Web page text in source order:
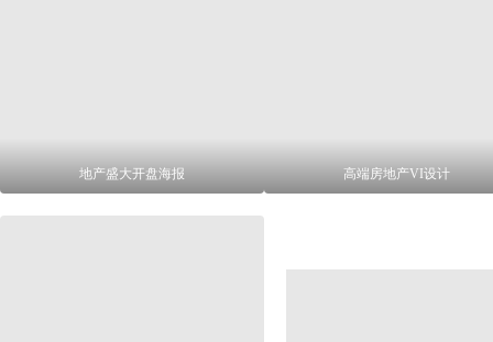
地产盛大开盘海报 高端房地产VI设计